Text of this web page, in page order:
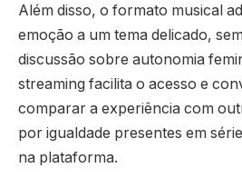
Além disso, o formato musical
emoção a um tema delicado,
discussão sobre autonomia
streaming facilita o acesso e
comparar a experiência com
por igualdade presentes em
na plataforma.